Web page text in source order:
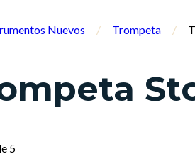
Nuevos / Trompeta /
5